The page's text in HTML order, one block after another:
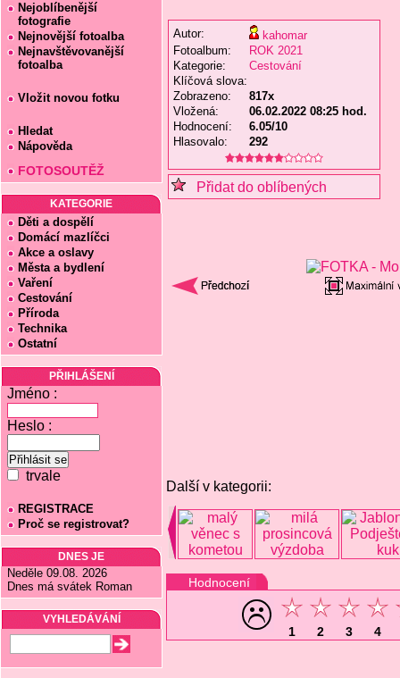
Nejoblíbenější
fotografie
Nejnovější fotoalba
Nejnavštěvovanější
fotoalba
Vložit novou fotku
Hledat
Nápověda
FOTOSOUTĚŽ
KATEGORIE
Děti a dospělí
Domácí mazlíčci
Akce a oslavy
Města a bydlení
Vaření
Cestování
Příroda
Technika
Ostatní
PŘIHLÁŠENÍ
Jméno :
Heslo :
trvale
REGISTRACE
Proč se registrovat?
DNES JE
Neděle 09.08. 2026
Dnes má svátek Roman
VYHLEDÁVÁNÍ
Autor:
kahomar
Fotoalbum:
ROK 2021
Kategorie:
Cestování
Klíčová slova:
Zobrazeno:
817x
Vložená:
06.02.2022 08:25 hod.
Hodnocení:
6.05/10
Hlasovalo:
292
Přidat do oblíbených
Další v kategorii:
Hodnocení
1 2 3 4